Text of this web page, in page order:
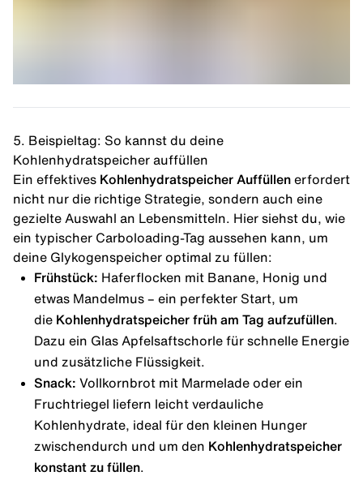
5. Beispieltag: So kannst du deine
Kohlenhydratspeicher auffüllen
Ein effektives Kohlenhydratspeicher Auffüllen erfordert
nicht nur die richtige Strategie, sondern auch eine
gezielte Auswahl an Lebensmitteln. Hier siehst du, wie
ein typischer Carboloading-Tag aussehen kann, um
deine Glykogenspeicher optimal zu füllen:
Frühstück: Haferflocken mit Banane, Honig und
etwas Mandelmus – ein perfekter Start, um
die Kohlenhydratspeicher früh am Tag aufzufüllen.
Dazu ein Glas Apfelsaftschorle für schnelle Energie
und zusätzliche Flüssigkeit.
Snack: Vollkornbrot mit Marmelade oder ein
Fruchtriegel liefern leicht verdauliche
Kohlenhydrate, ideal für den kleinen Hunger
zwischendurch und um den Kohlenhydratspeicher
konstant zu füllen.